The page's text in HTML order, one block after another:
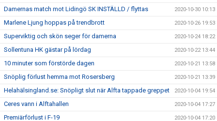
Damernas match mot Lidingö SK INSTÄLLD / flyttas 2020-10-30 10:13
Marlene Ljung hoppas på trendbrott 2020-10-26 19:53
Superviktig och skön seger för damerna 2020-10-24 18:22
Sollentuna HK gästar på lördag 2020-10-22 13:44
10 minuter som förstörde dagen 2020-10-21 13:58
Snöplig förlust hemma mot Rosersberg 2020-10-21 13:39
Helahälsingland.se: Snöpligt slut när Alfta tappade greppet 2020-10-04 19:54
Ceres vann i Alftahallen 2020-10-04 17:27
Premiärförlust i F-19 2020-10-04 17:20